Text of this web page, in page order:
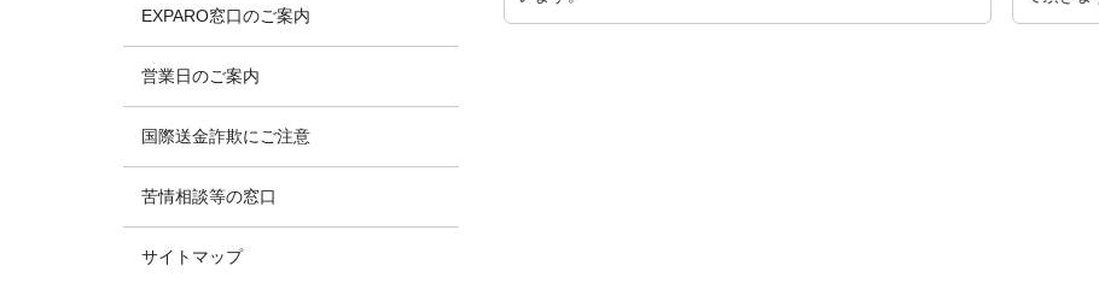
EXPARO窓口のご案内
営業日のご案内
国際送金詐欺にご注意
苦情相談等の窓口
サイトマップ